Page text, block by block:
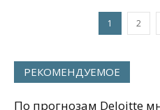
1 2
РЕКОМЕНДУЕМОЕ
По прогнозам Deloitte